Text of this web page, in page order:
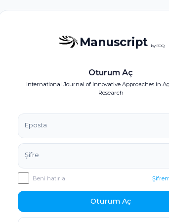
Manuscript by BOQ
Oturum Aç
International Journal of Innovative Approaches in
Research
Eposta
Şifre
Beni hatırla
Oturum Aç